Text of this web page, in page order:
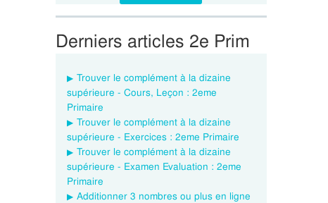
Derniers articles 2e Prim
Trouver le complément à la dizaine
supérieure - Cours, Leçon : 2eme
Primaire
Trouver le complément à la dizaine
supérieure - Exercices : 2eme Primaire
Trouver le complément à la dizaine
supérieure - Examen Evaluation : 2eme
Primaire
Additionner 3 nombres ou plus en ligne